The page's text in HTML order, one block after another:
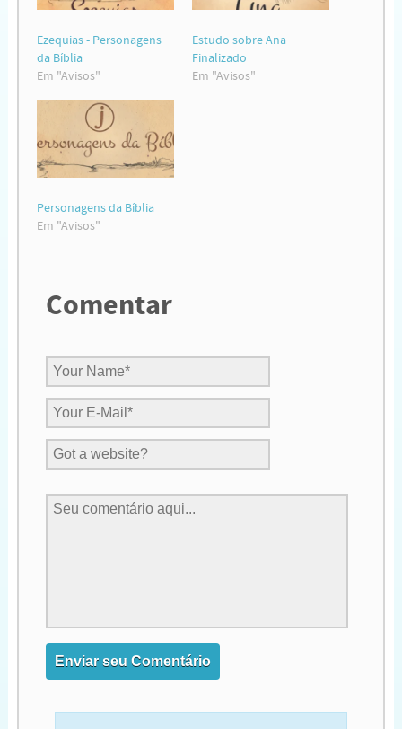
Ezequias - Personagens
da Bíblia
Em "Avisos"
Estudo sobre Ana
Finalizado
Em "Avisos"
Personagens da Bíblia
Em "Avisos"
Comentar